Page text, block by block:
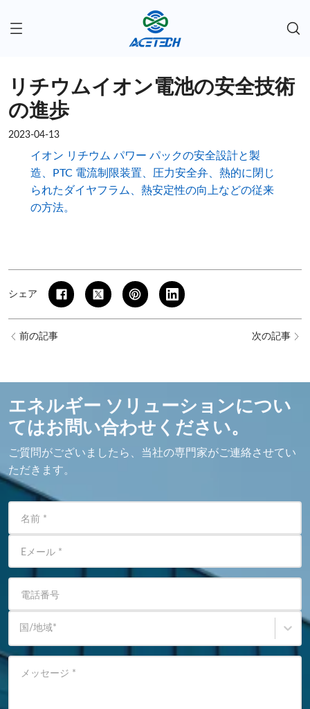
リチウムイオン電池の安全技術
の進歩
2023-04-13
イオン リチウム パワー パックの安全設計と製
造、PTC 電流制限装置、圧力安全弁、熱的に閉じ
られたダイヤフラム、熱安定性の向上などの従来
の方法。
シェア
前の記事 次の記事
エネルギー ソリューションについ
てはお問い合わせください。
ご質問がございましたら、当社の専門家がご連絡させてい
ただきます。
名前 *
Eメール *
電話番号
国/地域*
メッセージ *